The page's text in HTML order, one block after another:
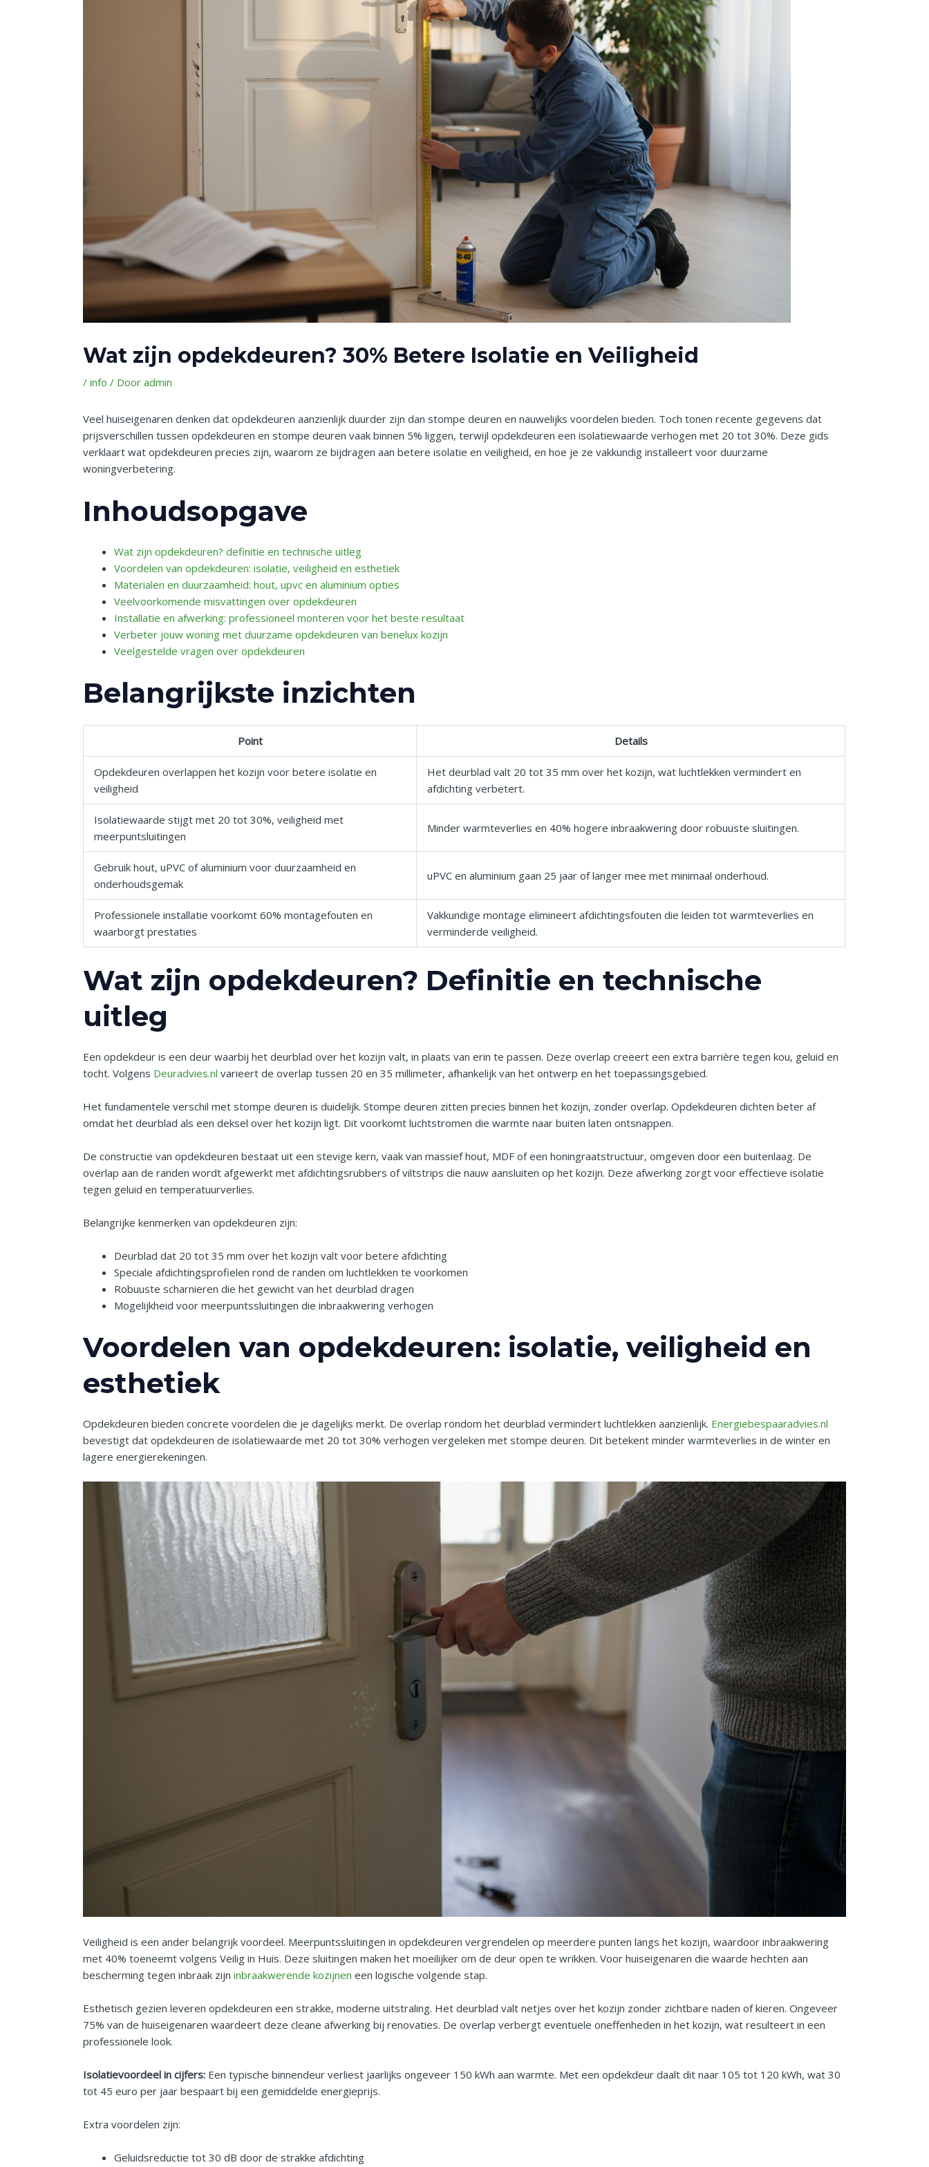
Wat zijn opdekdeuren? 30% Betere Isolatie en Veiligheid
/info / Dooradmin
Veel huiseigenaren denken dat opdekdeuren aanzienlijk duurder zijn dan stompe deuren en nauwelijks voordelen bieden. Toch tonen recente gegevens dat
prijsverschillen tussen opdekdeuren en stompe deuren vaak binnen 5% liggen, terwijl opdekdeuren een isolatiewaarde verhogen met 20 tot 30%. Deze gids
verklaart wat opdekdeuren precies zijn, waarom ze bijdragen aan betere isolatie en veiligheid, en hoe je ze vakkundig installeert voor duurzame
woningverbetering.
Inhoudsopgave
Wat zijn opdekdeuren? definitie en technische uitleg
Voordelen van opdekdeuren: isolatie, veiligheid en esthetiek
Materialen en duurzaamheid: hout, upvc en aluminium opties
Veelvoorkomende misvattingen over opdekdeuren
Installatie en afwerking: professioneel monteren voor het beste resultaat
Verbeter jouw woning met duurzame opdekdeuren van benelux kozijn
Veelgestelde vragen over opdekdeuren
Belangrijkste inzichten
Point Details
Opdekdeuren overlappen het kozijn voor betere isolatie en
veiligheid
Het deurblad valt 20 tot 35 mm over het kozijn, wat luchtlekken vermindert en
afdichting verbetert.
Isolatiewaarde stijgt met 20 tot 30%, veiligheid met
meerpuntsluitingen
Minder warmteverlies en 40% hogere inbraakwering door robuuste sluitingen.
Gebruik hout, uPVC of aluminium voor duurzaamheid en
onderhoudsgemak
uPVC en aluminium gaan 25 jaar of langer mee met minimaal onderhoud.
Professionele installatie voorkomt 60% montagefouten en
waarborgt prestaties
Vakkundige montage elimineert afdichtingsfouten die leiden tot warmteverlies en
verminderde veiligheid.
Wat zijn opdekdeuren? Definitie en technische
uitleg
Een opdekdeur is een deur waarbij het deurblad over het kozijn valt, in plaats van erin te passen. Deze overlap creëert een extra barrière tegen kou, geluid en
tocht. Volgens Deuradvies.nl varieert de overlap tussen 20 en 35 millimeter, afhankelijk van het ontwerp en het toepassingsgebied.
Het fundamentele verschil met stompe deuren is duidelijk. Stompe deuren zitten precies binnen het kozijn, zonder overlap. Opdekdeuren dichten beter af
omdat het deurblad als een deksel over het kozijn ligt. Dit voorkomt luchtstromen die warmte naar buiten laten ontsnappen.
De constructie van opdekdeuren bestaat uit een stevige kern, vaak van massief hout, MDF of een honingraatstructuur, omgeven door een buitenlaag. De
overlap aan de randen wordt afgewerkt met afdichtingsrubbers of viltstrips die nauw aansluiten op het kozijn. Deze afwerking zorgt voor effectieve isolatie
tegen geluid en temperatuurverlies.
Belangrijke kenmerken van opdekdeuren zijn:
Deurblad dat 20 tot 35 mm over het kozijn valt voor betere afdichting
Speciale afdichtingsprofielen rond de randen om luchtlekken te voorkomen
Robuuste scharnieren die het gewicht van het deurblad dragen
Mogelijkheid voor meerpuntssluitingen die inbraakwering verhogen
Voordelen van opdekdeuren: isolatie, veiligheid en
esthetiek
Opdekdeuren bieden concrete voordelen die je dagelijks merkt. De overlap rondom het deurblad vermindert luchtlekken aanzienlijk. Energiebespaaradvies.nl
bevestigt dat opdekdeuren de isolatiewaarde met 20 tot 30% verhogen vergeleken met stompe deuren. Dit betekent minder warmteverlies in de winter en
lagere energierekeningen.
Veiligheid is een ander belangrijk voordeel. Meerpuntssluitingen in opdekdeuren vergrendelen op meerdere punten langs het kozijn, waardoor inbraakwering
met 40% toeneemt volgens Veilig in Huis. Deze sluitingen maken het moeilijker om de deur open te wrikken. Voor huiseigenaren die waarde hechten aan
bescherming tegen inbraak zijninbraakwerende kozijnen een logische volgende stap.
Esthetisch gezien leveren opdekdeuren een strakke, moderne uitstraling. Het deurblad valt netjes over het kozijn zonder zichtbare naden of kieren. Ongeveer
75% van de huiseigenaren waardeert deze cleane afwerking bij renovaties. De overlap verbergt eventuele oneffenheden in het kozijn, wat resulteert in een
professionele look.
Isolatievoordeel in cijfers: Een typische binnendeur verliest jaarlijks ongeveer 150 kWh aan warmte. Met een opdekdeur daalt dit naar 105 tot 120 kWh, wat 30
tot 45 euro per jaar bespaart bij een gemiddelde energieprijs.
Extra voordelen zijn:
Geluidsreductie tot 30 dB door de strakke afdichting